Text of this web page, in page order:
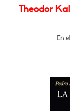
Theodor
En